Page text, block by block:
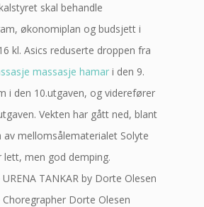
skal behandle
økonomiplan og budsjett i
kl. Asics reduserte droppen fra
massasje hamar i den 9.
i den 10.utgaven, og viderefører
Vekten har gått ned, blant
av mellomsålematerialet Solyte
men god demping.
TANKAR by Dorte Olesen
Dorte Olesen